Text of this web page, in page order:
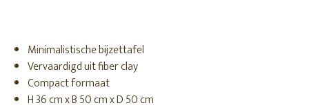
Minimalistische bijzettafel
Vervaardigd uit fiber clay
Compact formaat
H 36 cm x B 50 cm x D 50 cm